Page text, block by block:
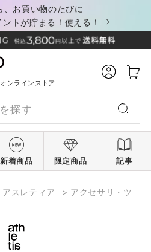
、お買い物のたびに
トが貯まる！使える！
ンラインストア
新着商品 限定商品 記事
アスレティア > アクセサリ・ツ